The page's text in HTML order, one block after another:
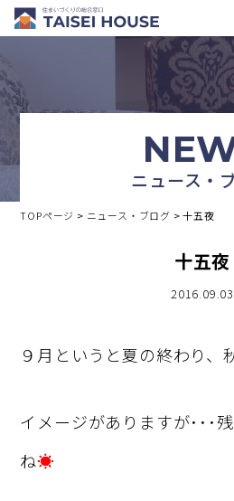
ニュース・
TOPページ > ニュース・ブログ >十五夜
十五夜
2016.09.03
９月というと夏の終わり、
イメージがありますが･･･
ね☀